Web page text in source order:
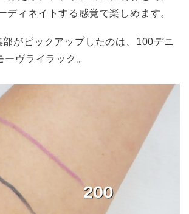
ディネイトする感覚で楽しめます。
がピックアップしたのは、100デニ
ヴライラック。